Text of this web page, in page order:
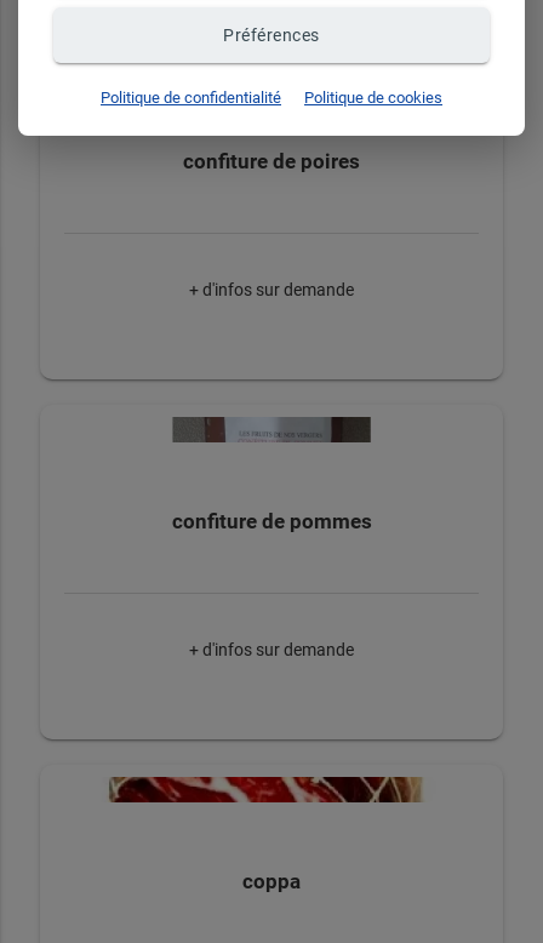
confiture de poires
+ d'infos sur demande
confiture de pommes
+ d'infos sur demande
coppa
Préférences
Politique de confidentialité Politique de cookies